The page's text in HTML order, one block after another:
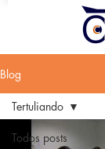
Blog
Todos posts
Tertuliando